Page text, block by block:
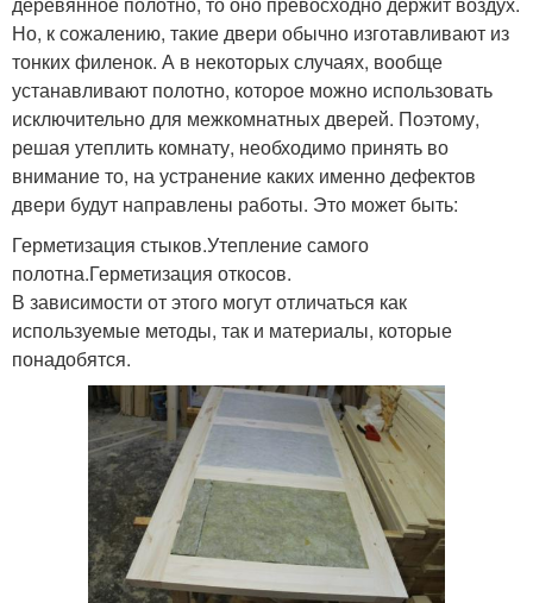
Но, к сожалению, такие двери обычно изготавливают из
тонких филенок. А в некоторых случаях, вообще
устанавливают полотно, которое можно использовать
исключительно для межкомнатных дверей. Поэтому,
решая утеплить комнату, необходимо принять во
внимание то, на устранение каких именно дефектов
двери будут направлены работы. Это может быть:
Герметизация стыков.Утепление самого
полотна.Герметизация откосов.
В зависимости от этого могут отличаться как
используемые методы, так и материалы, которые
понадобятся.